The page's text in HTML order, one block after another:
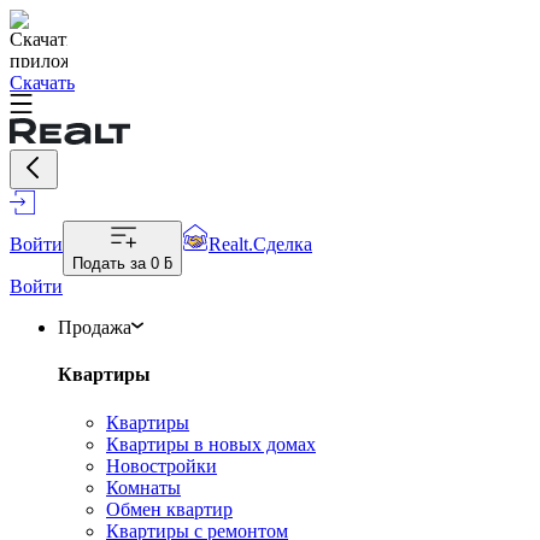
Скачать
Войти
Подать за 0 ƃ
Realt.Сделка
Войти
Продажа
Квартиры
Квартиры
Квартиры в новых домах
Новостройки
Комнаты
Обмен квартир
Квартиры с ремонтом